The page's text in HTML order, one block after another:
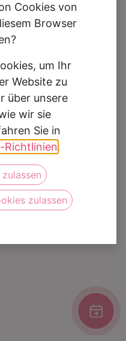
iv
Cookies von
Browser
um Ihr
Website zu
über unsere
wir sie
Sie in
Richtlinien.
zulassen